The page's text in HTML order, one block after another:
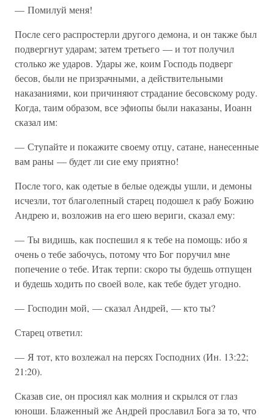
— Помилуй меня!
После сего распростерли другого демона, и он также был
подвергнут ударам; затем третьего — и тот получил
столько же ударов. Удары же, коим Господь подверг
бесов, были не призрачными, а действительными
наказаниями, кои причиняют страдание бесовскому роду.
Когда, таим образом, все эфиопы были наказаны, Иоанн
сказал им:
— Ступайте и покажите своему отцу, сатане, нанесенные
вам раны — будет ли сие ему приятно!
После того, как одетые в белые одежды ушли, и демоны
исчезли, тот благолепный старец подошел к рабу Божию
Андрею и, возложив на его шею вериги, сказал ему:
— Ты видишь, как поспешил я к тебе на помощь: ибо я
очень о тебе забочусь, потому что Бог поручил мне
попечение о тебе. Итак терпи: скоро ты будешь отпущен
и будешь ходить по своей воле, как тебе будет угодно.
— Господин мой, — сказал Андрей, — кто ты?
Старец ответил:
— Я тот, кто возлежал на персях Господних (Ин. 13:22;
21:20).
Сказав сие, он просиял как молния и скрылся от глаз
юноши. Блаженный же Андрей прославил Бога за то, что